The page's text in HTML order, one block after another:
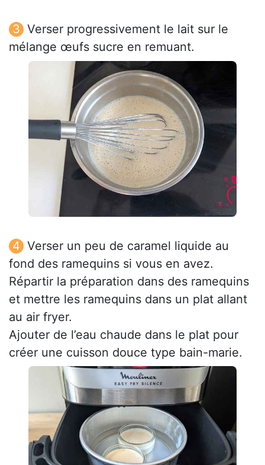
Verser progressivement le lait sur le
mélange œufs sucre en remuant.
Verser un peu de caramel liquide au
fond des ramequins si vous en avez.
Répartir la préparation dans des ramequins
et mettre les ramequins dans un plat allant
au air fryer.
Ajouter de l’eau chaude dans le plat pour
créer une cuisson douce type bain-marie.